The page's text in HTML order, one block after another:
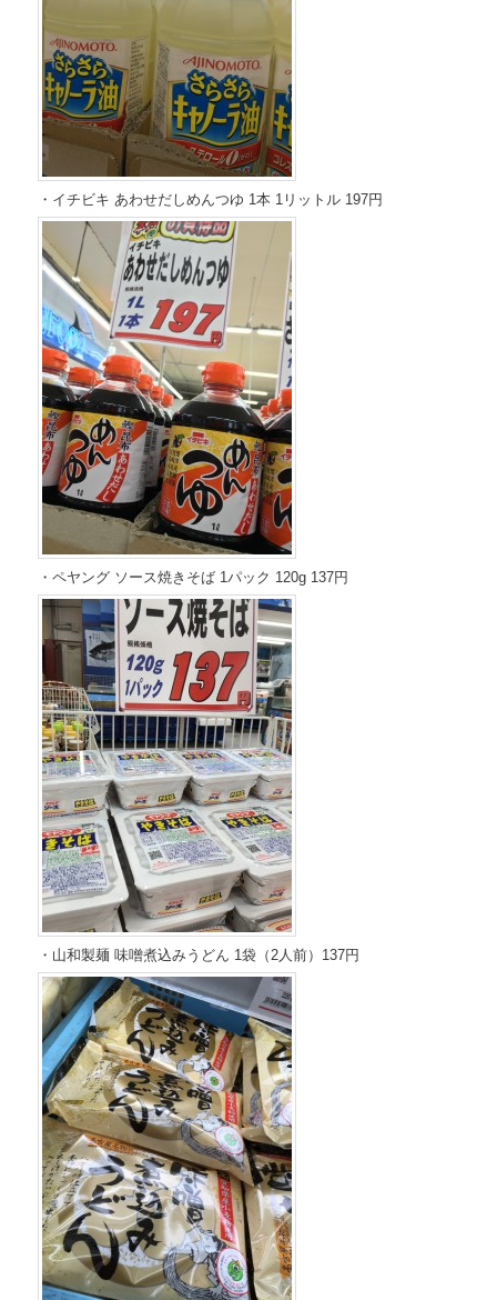
・イチビキ あわせだしめんつゆ 1本 1リットル 197円
・ペヤング ソース焼きそば 1パック 120g 137円
・山和製麺 味噌煮込みうどん 1袋（2人前）137円